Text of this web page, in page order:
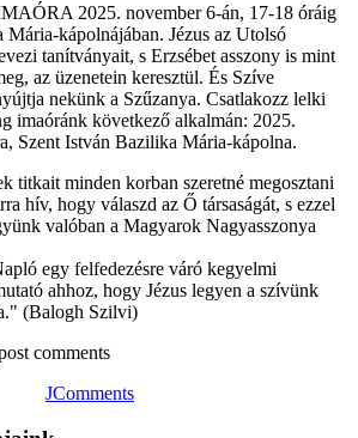
2025. november 6-án, 17-18 óráig
kápolnájában. Jézus az Utolsó
tanítványait, s Erzsébet asszony is mint
az üzenetein keresztül. És Szíve
nekünk a Szűzanya. Csatlakozz lelki
imaóránk következő alkalmán: 2025.
Szent István Bazilika Mária-kápolna.
titkait minden korban szeretné megosztani
hív, hogy válaszd az Ő társaságát, s ezzel
valóban a Magyarok Nagyasszonya
egy felfedezésre váró kegyelmi
ahhoz, hogy Jézus legyen a szívünk
(Balogh Szilvi)
comments
JComments